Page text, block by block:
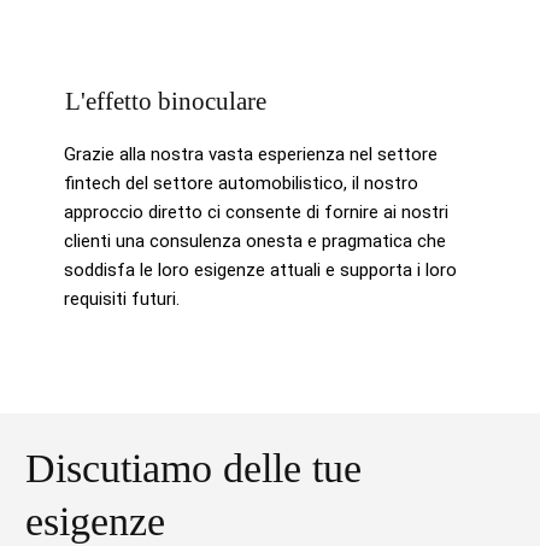
L'effetto binoculare
Grazie alla nostra vasta esperienza nel settore
fintech del settore automobilistico, il nostro
approccio diretto ci consente di fornire ai nostri
clienti una consulenza onesta e pragmatica che
soddisfa le loro esigenze attuali e supporta i loro
requisiti futuri.
Discutiamo delle tue
esigenze